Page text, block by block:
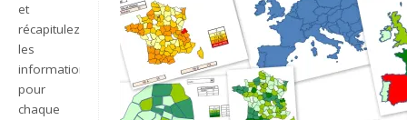
et
récapitulez
les
informations
pour
chaque